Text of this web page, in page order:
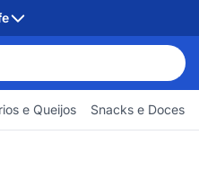
e Queijos Snacks e Doces